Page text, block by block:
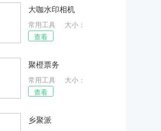
大咖水印相机
常用工具
大小：
48.54MB
查看
聚橙票务
常用工具
大小：
62.38MB
查看
乡聚派